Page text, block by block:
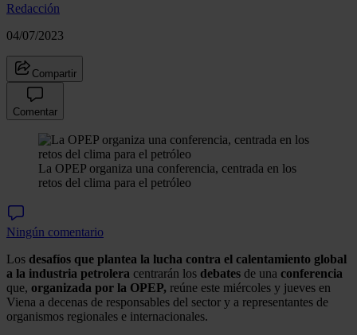
Redacción
04/07/2023
Compartir
Comentar
La OPEP organiza una conferencia, centrada en los
retos del clima para el petróleo
Ningún comentario
Los desafíos que plantea la lucha contra el calentamiento global
a la industria petrolera centrarán los debates de una conferencia
que, organizada por la OPEP, reúne este miércoles y jueves en
Viena a decenas de responsables del sector y a representantes de
organismos regionales e internacionales.